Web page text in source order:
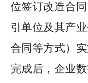
位签订改造合
引单位及其产
合同等方式）
完成后，企业